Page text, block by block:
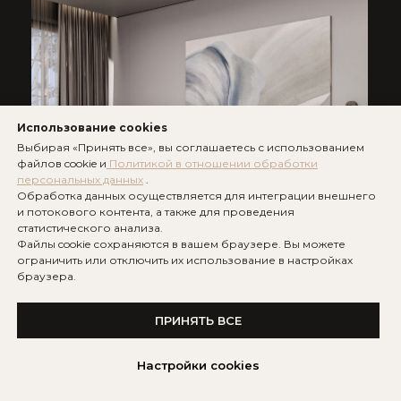
УСЛУГИ
Дизайн-проект
Ремонт под ключ
сопровождение
Награды
Анастасия мебель
Отзывы
Контакты TG WA
Новгородская, д. 23,
ИНФОРМАЦИЯ
конфиденциальности
распространение
Использование cookies
Выбирая «Принять все», вы соглашаетесь с использованием
файлов cookie и Политикой в отношении обработки
персональных данных .
Обработка данных осуществляется для интеграции внешнего
и потокового контента, а также для проведения
статистического анализа.
Файлы cookie сохраняются в вашем браузере. Вы можете
ограничить или отключить их использование в настройках
браузера.
ПРИНЯТЬ ВСЕ
Настройки cookies